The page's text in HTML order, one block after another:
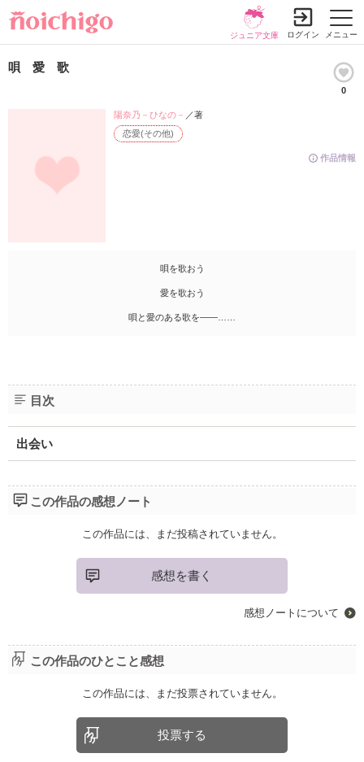
メニュー
ジュニア文庫 ログイン
唄 愛 歌
0
作品情報
恋愛(その他)
陽奈乃－ひなの－ ／著
唄を歌おう
愛を歌おう
唄と愛のある歌を――……
目次
出会い
この作品の感想ノート
この作品には、まだ投稿されていません。
感想を書く
感想ノートについて
この作品のひとこと感想
この作品には、まだ投票されていません。
投票する